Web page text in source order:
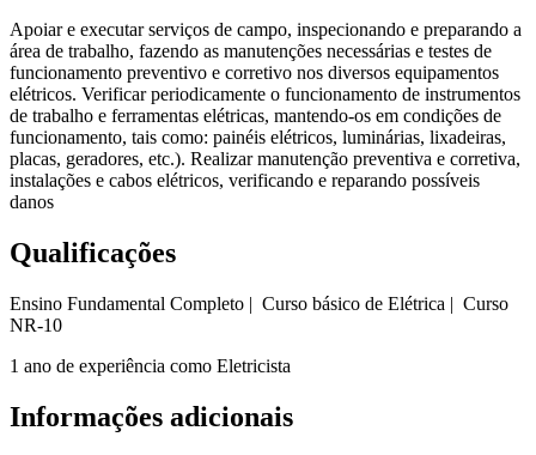
Apoiar e executar serviços de campo, inspecionando e preparando a
área de trabalho, fazendo as manutenções necessárias e testes de
funcionamento preventivo e corretivo nos diversos equipamentos
elétricos. Verificar periodicamente o funcionamento de instrumentos
de trabalho e ferramentas elétricas, mantendo-os em condições de
funcionamento, tais como: painéis elétricos, luminárias, lixadeiras,
placas, geradores, etc.). Realizar manutenção preventiva e corretiva,
instalações e cabos elétricos, verificando e reparando possíveis
danos
Qualificações
Ensino Fundamental Completo | Curso básico de Elétrica | Curso
NR-10
1 ano de experiência como Eletricista
Informações adicionais